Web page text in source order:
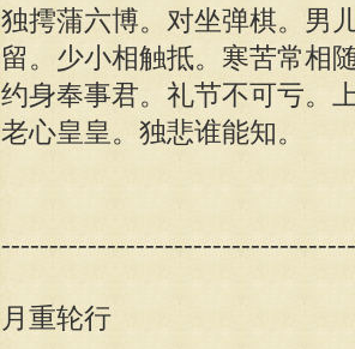
独摴蒲六博。对坐弹棋。男
留。少小相触抵。寒苦常相
约身奉事君。礼节不可亏。
老心皇皇。独悲谁能知。
月重轮行